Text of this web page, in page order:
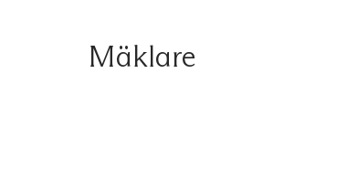
Mäklare